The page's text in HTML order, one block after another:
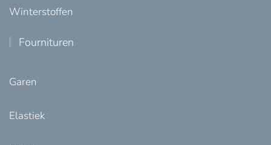
Winterstoffen
Fournituren
Garen
Elastiek